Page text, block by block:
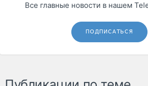
Все главные новости в нашем
ПОДПИСАТЬСЯ